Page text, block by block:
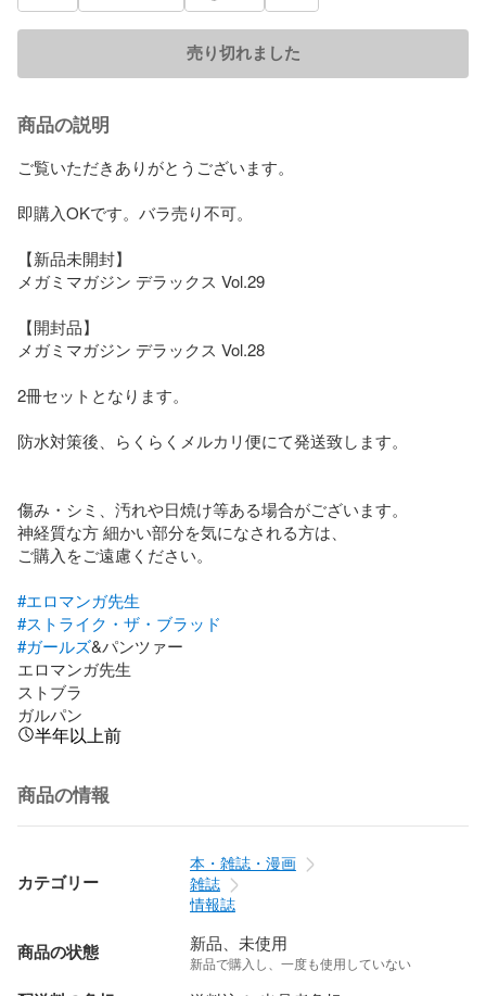
売り切れました
商品の説明
ご覧いただきありがとうございます。
即購入OKです。バラ売り不可。
【新品未開封】
メガミマガジン デラックス Vol.29
【開封品】
メガミマガジン デラックス Vol.28
2冊セットとなります。
防水対策後、らくらくメルカリ便にて発送致します。
傷み・シミ、汚れや日焼け等ある場合がございます。
神経質な方 細かい部分を気になされる方は、
ご購入をご遠慮ください。
#エロマンガ先生
#ストライク・ザ・ブラッド
#ガールズ&パンツァー
エロマンガ先生
ストブラ
ガルパン
半年以上前
商品の情報
カテゴリー
本・雑誌・漫画
雑誌
情報誌
商品の状態 新品、未使用
新品で購入し、一度も使用していない